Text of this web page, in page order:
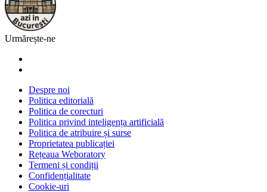
Urmărește-ne
Despre noi
Politica editorială
Politica de corecturi
Politica privind inteligența artificială
Politica de atribuire și surse
Proprietatea publicației
Rețeaua Weboratory
Termeni și condiții
Confidențialitate
Cookie-uri